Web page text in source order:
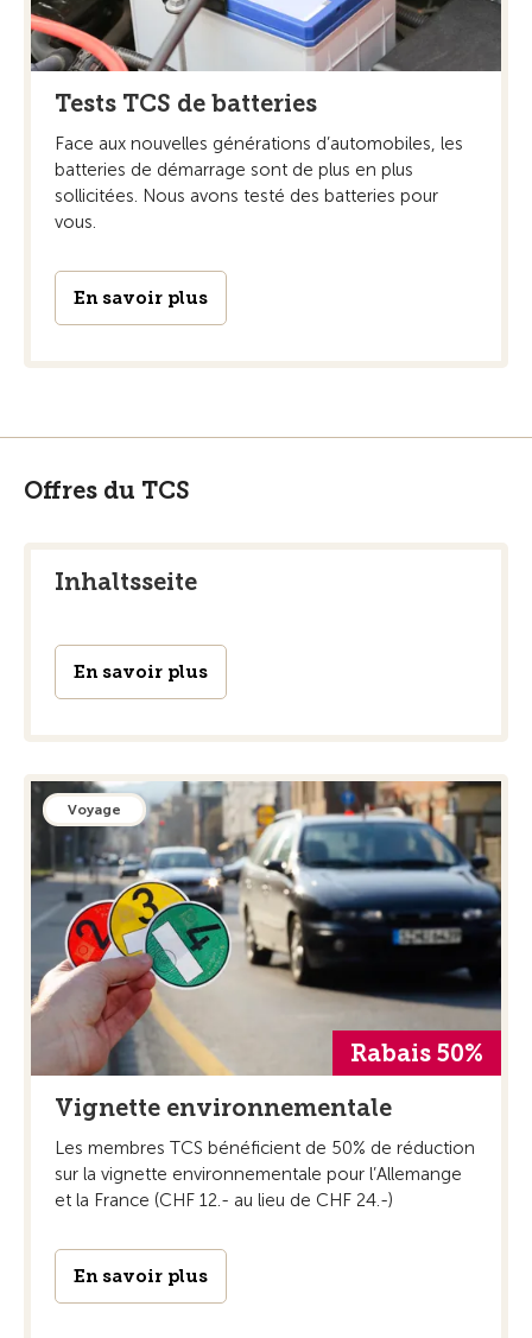
Tests TCS de batteries
Face aux nouvelles générations d’automobiles, les
batteries de démarrage sont de plus en plus
sollicitées. Nous avons testé des batteries pour
vous.
En savoir plus
Offres du TCS
Inhaltsseite
En savoir plus
Voyage
Rabais 50%
Vignette environnementale
Les membres TCS bénéficient de 50% de réduction
sur la vignette environnementale pour l’Allemange
et la France (CHF 12.- au lieu de CHF 24.-)
En savoir plus